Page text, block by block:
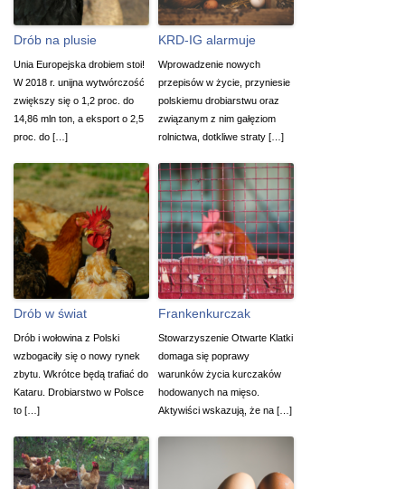
Drób na plusie
Unia Europejska drobiem stoi!
W 2018 r. unijna wytwórczość
zwiększy się o 1,2 proc. do
14,86 mln ton, a eksport o 2,5
proc. do […]
KRD-IG alarmuje
Wprowadzenie nowych
przepisów w życie, przyniesie
polskiemu drobiarstwu oraz
związanym z nim gałęziom
rolnictwa, dotkliwe straty […]
Drób w świat
Drób i wołowina z Polski
wzbogaciły się o nowy rynek
zbytu. Wkrótce będą trafiać do
Kataru. Drobiarstwo w Polsce
to […]
Frankenkurczak
Stowarzyszenie Otwarte Klatki
domaga się poprawy
warunków życia kurczaków
hodowanych na mięso.
Aktywiści wskazują, że na […]